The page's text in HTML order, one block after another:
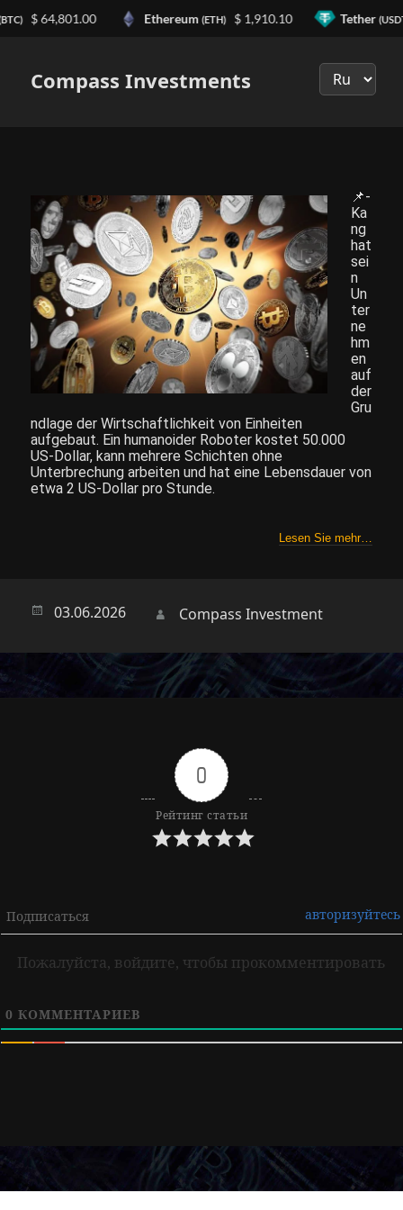
Compass Investments
📌-
Ka
ng
hat
sei
n
Un
ter
ne
hm
en
auf
der
Gru
ndlage der Wirtschaftlichkeit von Einheiten
aufgebaut. Ein humanoider Roboter kostet 50.000
US-Dollar, kann mehrere Schichten ohne
Unterbrechung arbeiten und hat eine Lebensdauer von
etwa 2 US-Dollar pro Stunde.
Lesen Sie mehr…
03.06.2026 Автор
Compass Investment
0
Рейтинг статьи
Подписаться авторизуйтесь
Пожалуйста, войдите, чтобы прокомментировать
0 КОММЕНТАРИЕВ
$ 64,801.00 Ethereum (ETH) $ 1,910.10 Tether